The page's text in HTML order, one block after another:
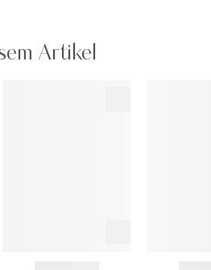
Artikel